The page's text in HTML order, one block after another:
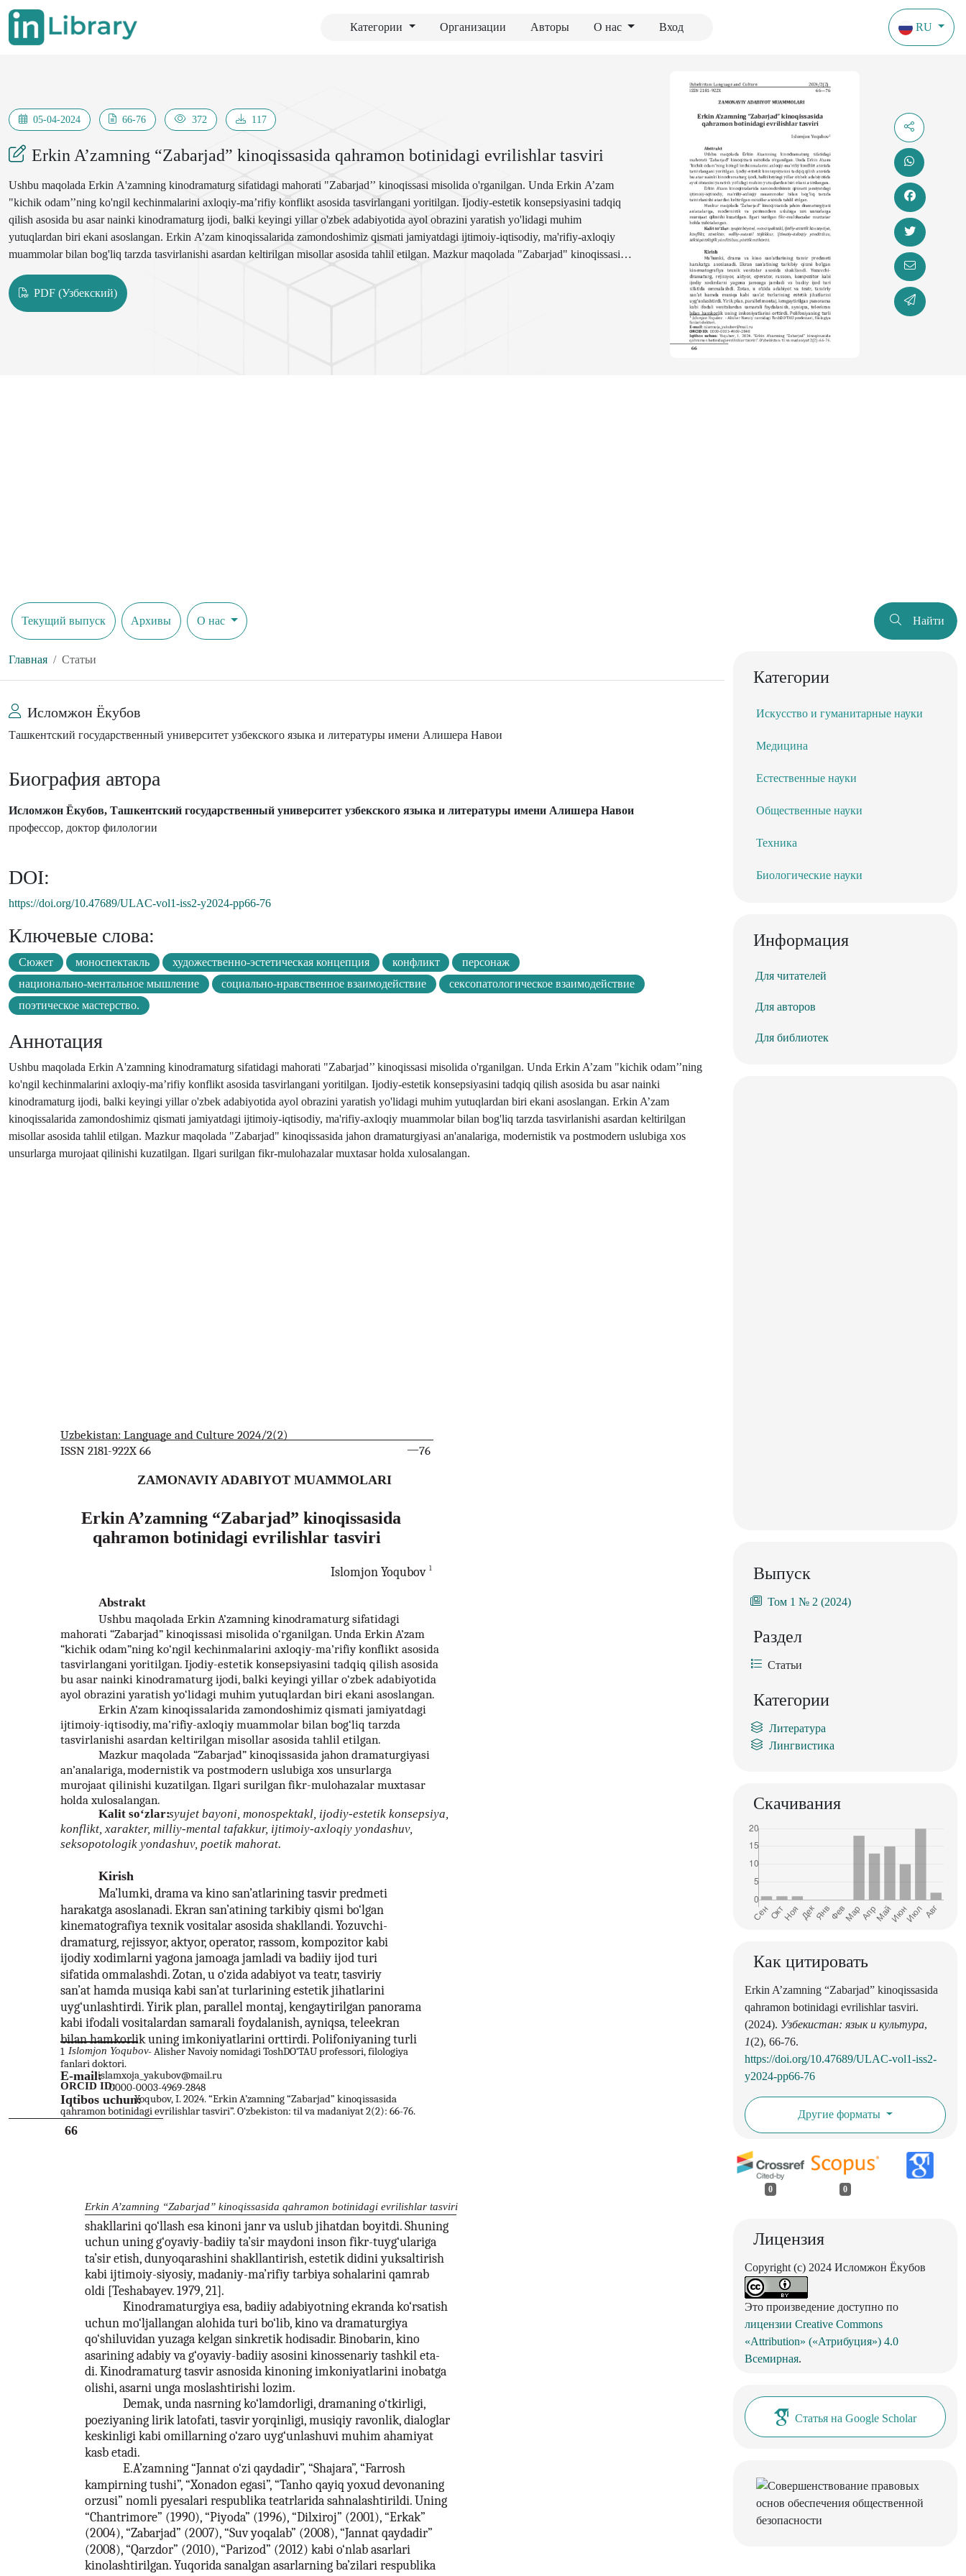
Категории Организации Авторы О нас Вход RU
05-04-2024 66-76 372 117
Erkin A’zamning “Zabarjad” kinoqissasida qahramon botinidagi evrilishlar tasviri
Ushbu maqolada Erkin A'zamning kinodramaturg sifatidagi mahorati "Zabarjad’’ kinoqissasi misolida o'rganilgan. Unda Erkin A’zam
"kichik odam’’ning ko'ngil kechinmalarini axloqiy-ma’rifiy konflikt asosida tasvirlangani yoritilgan. Ijodiy-estetik konsepsiyasini tadqiq
qilish asosida bu asar nainki kinodramaturg ijodi, balki keyingi yillar o'zbek adabiyotida ayol obrazini yaratish yo'lidagi muhim
yutuqlardan biri ekani asoslangan. Erkin A’zam kinoqissalarida zamondoshimiz qismati jamiyatdagi ijtimoiy-iqtisodiy, ma'rifiy-axloqiy
muammolar bilan bog'liq tarzda tasvirlanishi asardan keltirilgan misollar asosida tahlil etilgan. Mazkur maqolada "Zabarjad" kinoqissasida
mulohazalar muxtasar holda xulosalangan.
PDF (Узбекский)
Текущий выпуск Архивы О нас Найти
Главная Статьи
Исломжон Ёкубов
Ташкентский государственный университет узбекского языка и литературы имени Алишера Навои
Биография автора
Исломжон Ёкубов, Ташкентский государственный университет узбекского языка и литературы имени Алишера Навои
профессор, доктор филологии
DOI:
https://doi.org/10.47689/ULAC-vol1-iss2-y2024-pp66-76
Ключевые слова:
Сюжет моноспектакль художественно-эстетическая концепция конфликт
персонаж
национально-ментальное мышление
социально-нравственное взаимодействие
сексопатологическое взаимодействие
поэтическое мастерство.
Аннотация
Ushbu maqolada Erkin A'zamning kinodramaturg sifatidagi mahorati "Zabarjad’’ kinoqissasi misolida o'rganilgan. Unda Erkin A’zam "kichik odam’’ning
ko'ngil kechinmalarini axloqiy-ma’rifiy konflikt asosida tasvirlangani yoritilgan. Ijodiy-estetik konsepsiyasini tadqiq qilish asosida bu asar nainki
kinodramaturg ijodi, balki keyingi yillar o'zbek adabiyotida ayol obrazini yaratish yo'lidagi muhim yutuqlardan biri ekani asoslangan. Erkin A’zam
kinoqissalarida zamondoshimiz qismati jamiyatdagi ijtimoiy-iqtisodiy, ma'rifiy-axloqiy muammolar bilan bog'liq tarzda tasvirlanishi asardan keltirilgan
misollar asosida tahlil etilgan. Mazkur maqolada "Zabarjad" kinoqissasida jahon dramaturgiyasi an'analariga, modernistik va postmodern uslubiga xos
unsurlarga murojaat qilinishi kuzatilgan. Ilgari surilgan fikr-mulohazalar muxtasar holda xulosalangan.
66
Uzbekistan: Language and Culture 2024/2(2)
ISSN 2181-922X 66
—76
ZAMONAVIY ADABIYOT MUAMMOLARI
Erkin A’zamning “Zabarjad” kinoqissasida
qahramon botinidagi evrilishlar tasviri
Islomjon Yoqubov 1
Abstrakt
Ushbu maqolada Erkin A’zamning kinodramaturg sifatidagi
mahorati “Zabarjad” kinoqissasi misolida o‘rganilgan. Unda Erkin A’zam
“kichik odam”ning ko‘ngil kechinmalarini axloqiy-ma’rifiy konflikt asosida
tasvirlangani yoritilgan. Ijodiy-estetik konsepsiyasini tadqiq qilish asosida
bu asar nainki kinodramaturg ijodi, balki keyingi yillar o‘zbek adabiyotida
ayol obrazini yaratish yo‘lidagi muhim yutuqlardan biri ekani asoslangan.
Erkin A’zam kinoqissalarida zamondoshimiz qismati jamiyatdagi
ijtimoiy-iqtisodiy, ma’rifiy-axloqiy muammolar bilan bog‘liq tarzda
tasvirlanishi asardan keltirilgan misollar asosida tahlil etilgan.
Mazkur maqolada “Zabarjad” kinoqissasida jahon dramaturgiyasi
an’analariga, modernistik va postmodern uslubiga xos unsurlarga
murojaat qilinishi kuzatilgan. Ilgari surilgan fikr-mulohazalar muxtasar
holda xulosalangan.
Kalit so‘zlar:syujet bayoni, monospektakl, ijodiy-estetik konsepsiya,
konflikt, xarakter, milliy-mental tafakkur, ijtimoiy-axloqiy yondashuv,
seksopotologik yondashuv, poetik mahorat.
Kirish
Ma’lumki, drama va kino san’atlarining tasvir predmeti
harakatga asoslanadi. Ekran san’atining tarkibiy qismi bo‘lgan
kinematografiya texnik vositalar asosida shakllandi. Yozuvchi-
dramaturg, rejissyor, aktyor, operator, rassom, kompozitor kabi
ijodiy xodimlarni yagona jamoaga jamladi va badiiy ijod turi
sifatida ommalashdi. Zotan, u o‘zida adabiyot va teatr, tasviriy
san’at hamda musiqa kabi san’at turlarining estetik jihatlarini
uyg‘unlashtirdi. Yirik plan, parallel montaj, kengaytirilgan panorama
kabi ifodali vositalardan samarali foydalanish, ayniqsa, teleekran
bilan hamkorlik uning imkoniyatlarini orttirdi. Polifoniyaning turli
1 Islomjon Yoqubov- Alisher Navoiy nomidagi ToshDO‘TAU professori, filologiya
fanlari doktori.
E-mail:islamxoja_yakubov@mail.ru
ORCID ID:0000-0003-4969-2848
Iqtibos uchun:Yoqubov, I. 2024. “Erkin A’zamning “Zabarjad” kinoqissasida
qahramon botinidagi evrilishlar tasviri”. O‘zbekiston: til va madaniyat 2(2): 66-76.
Erkin A’zamning “Zabarjad” kinoqissasida qahramon botinidagi evrilishlar tasviri
shakllarini qo‘llash esa kinoni janr va uslub jihatdan boyitdi. Shuning
uchun uning g‘oyaviy-badiiy ta’sir maydoni inson fikr-tuyg‘ulariga
ta’sir etish, dunyoqarashini shakllantirish, estetik didini yuksaltirish
kabi ijtimoiy-siyosiy, madaniy-ma’rifiy tarbiya sohalarini qamrab
oldi [Teshabayev. 1979, 21].
Kinodramaturgiya esa, badiiy adabiyotning ekranda ko‘rsatish
uchun mo‘ljallangan alohida turi bo‘lib, kino va dramaturgiya
qo‘shiluvidan yuzaga kelgan sinkretik hodisadir. Binobarin, kino
asarining adabiy va g‘oyaviy-badiiy asosini kinossenariy tashkil eta-
di. Kinodramaturg tasvir asnosida kinoning imkoniyatlarini inobatga
olishi, asarni unga moslashtirishi lozim.
Demak, unda nasrning ko‘lamdorligi, dramaning o‘tkirligi,
poeziyaning lirik latofati, tasvir yorqinligi, musiqiy ravonlik, dialoglar
keskinligi kabi omillarning o‘zaro uyg‘unlashuvi muhim ahamiyat
kasb etadi.
E.A’zamning “Jannat o‘zi qaydadir”, “Shajara”, “Farrosh
kampirning tushi”, “Xonadon egasi”, “Tanho qayiq yoxud devonaning
orzusi” nomli pyesalari respublika teatrlarida sahnalashtirildi. Uning
“Chantrimore” (1990), “Piyoda” (1996), “Dilxiroj” (2001), “Erkak”
(2004), “Zabarjad” (2007), “Suv yoqalab” (2008), “Jannat qaydadir”
(2008), “Qarzdor” (2010), “Parizod” (2012) kabi o‘nlab asarlari
kinolashtirilgan. Yuqorida sanalgan asarlarning ba’zilari respublika
Категории
Искусство и гуманитарные науки
Медицина
Естественные науки
Общественные науки
Техника
Биологические науки
Информация
Для читателей
Для авторов
Для библиотек
Выпуск
Том 1 № 2 (2024)
Раздел
Статьи
Категории
Литература
Лингвистика
Скачивания
Как цитировать
Erkin A’zamning “Zabarjad” kinoqissasida
qahramon botinidagi evrilishlar tasviri.
(2024). Узбекистан: язык и культура,
1(2), 66-76.
https://doi.org/10.47689/ULAC-vol1-iss2-
y2024-pp66-76
Другие форматы
0 0
Лицензия
Copyright (c) 2024 Исломжон Ёкубов
Это произведение доступно по
лицензии Creative Commons
«Attribution» («Атрибуция») 4.0
Всемирная.
Статья на Google Scholar